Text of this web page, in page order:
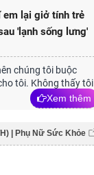
em lại giở tính trẻ
'lạnh sống lưng'
chúng tôi buộc
tôi. Không thấy tôi
Xem thêm
| Phụ Nữ Sức Khỏe